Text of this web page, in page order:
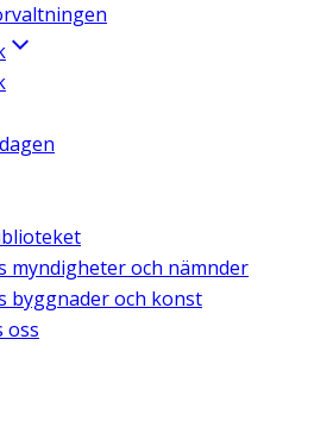
myndigheter och nämnder
byggnader och konst
oss